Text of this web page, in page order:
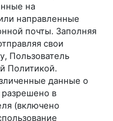
на
направленные
почты. Заполняя
свои
Пользователь
Политикой.
данные о
разрешено в
(включено